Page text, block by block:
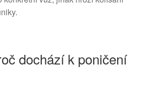
dochází k poničení